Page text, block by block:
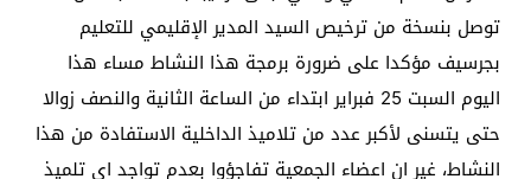
توصل بنسخة من ترخيص السيد المدير الإقليمي للتعليم
بجرسيف مؤكدا على ضرورة برمجة هذا النشاط مساء هذا
اليوم السبت 25 فبراير ابتداء من الساعة الثانية والنصف زوالا
حتى يتسنى لأكبر عدد من تلاميذ الداخلية الاستفادة من هذا
النشاط، غير ان اعضاء الجمعية تفاجؤوا بعدم تواجد اي تلميذ